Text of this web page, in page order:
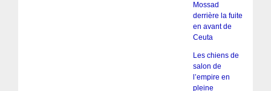
Mossad
derrière la fuite
en avant de
Ceuta
Les chiens de
salon de
l’empire en
pleine